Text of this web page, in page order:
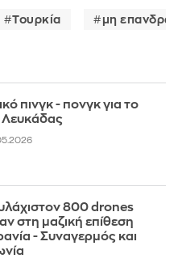
Τουρκία μη
πινγκ - πονγκ για το
800 drones
στη μαζική επίθεση
- Συναγερμός και